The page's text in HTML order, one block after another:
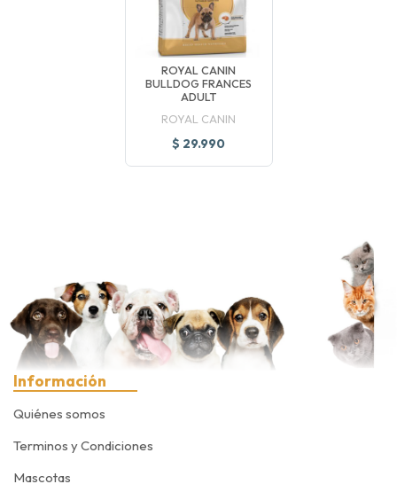
ROYAL CANIN
BULLDOG FRANCES
ADULT
ROYAL CANIN
$ 29.990
Información
Quiénes somos
Terminos y Condiciones
Mascotas